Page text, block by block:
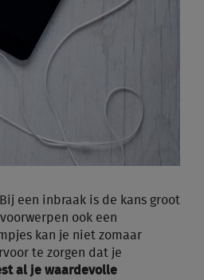
een inbraak is de kans groot
ook een
kan je niet zomaar
te zorgen dat je
al je waardevolle